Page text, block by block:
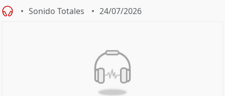
Sonido Totales 24/07/2026